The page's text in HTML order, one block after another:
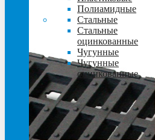
Полиамидные
Стальные
Стальные
оцинкованные
Чугунные
Чугунные
оцинкованные